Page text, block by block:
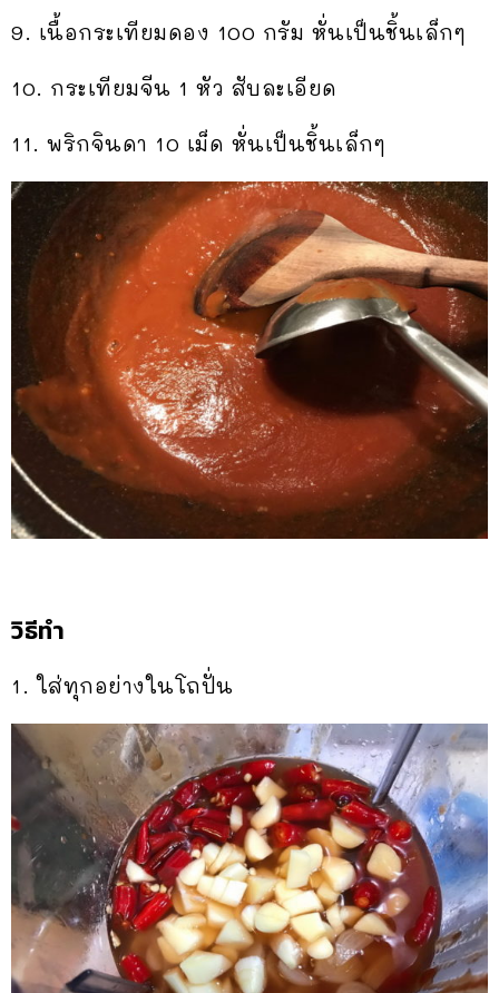
9. เนื้อกระเทียมดอง 100 กรัม หั่นเป็นชิ้นเล็กๆ
10. กระเทียมจีน 1 หัว สับละเอียด
11. พริกจินดา 10 เม็ด หั่นเป็นชิ้นเล็กๆ
วิธีทำ
1. ใส่ทุกอย่างในโถปั่น